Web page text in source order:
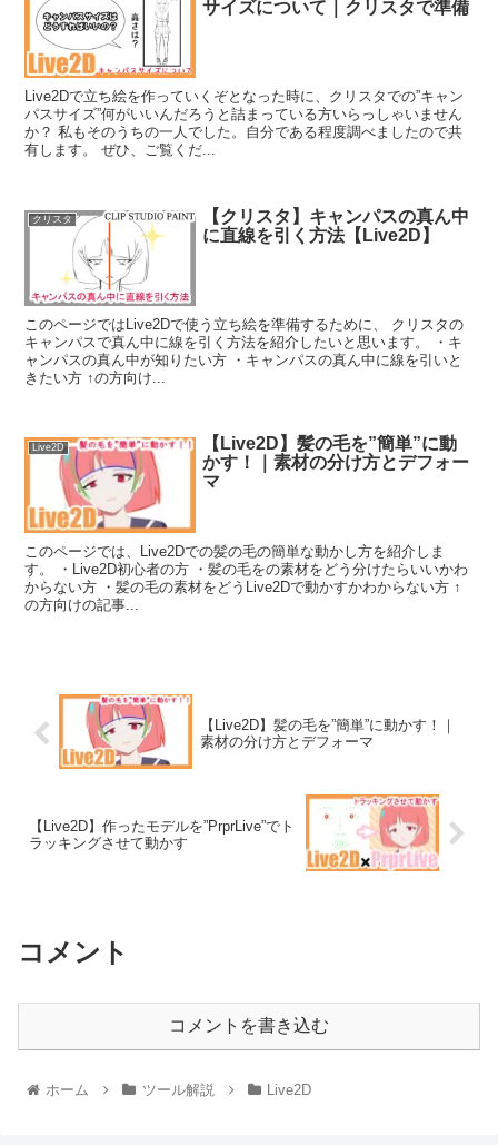
サイズについて｜クリスタで準備
Live2Dで立ち絵を作っていくぞとなった時に、クリスタでの”キャン
パスサイズ”何がいいんだろうと詰まっている方いらっしゃいません
か？ 私もそのうちの一人でした。自分である程度調べましたので共
有します。 ぜひ、ご覧くだ...
クリスタ
【クリスタ】キャンパスの真ん中
に直線を引く方法【Live2D】
このページではLive2Dで使う立ち絵を準備するために、 クリスタの
キャンパスで真ん中に線を引く方法を紹介したいと思います。 ・キ
ャンパスの真ん中が知りたい方 ・キャンパスの真ん中に線を引いと
きたい方 ↑の方向け...
Live2D
【Live2D】髪の毛を”簡単”に動
かす！｜素材の分け方とデフォー
マ
このページでは、Live2Dでの髪の毛の簡単な動かし方を紹介しま
す。 ・Live2D初心者の方 ・髪の毛をの素材をどう分けたらいいかわ
からない方 ・髪の毛の素材をどうLive2Dで動かすかわからない方 ↑
の方向けの記事...
【Live2D】髪の毛を”簡単”に動かす！｜
素材の分け方とデフォーマ
【Live2D】作ったモデルを”PrprLive”でト
ラッキングさせて動かす
コメント
コメントを書き込む
ホーム ツール解説 Live2D